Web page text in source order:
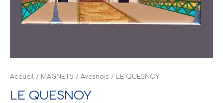
Accueil / MAGNETS / Avesnois / LE QUESNOY
LE QUESNOY